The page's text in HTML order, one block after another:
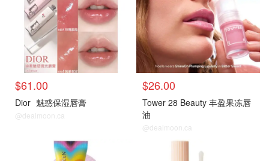
$61.00
Dior 魅惑保湿唇膏
@dealmoon.ca
$26.00
Tower 28 Beauty 丰盈果冻唇
油
@dealmoon.ca